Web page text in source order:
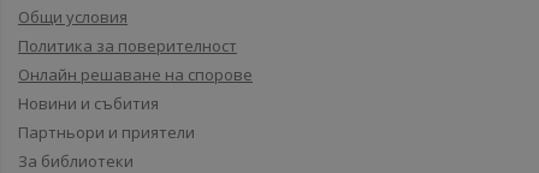
Общи условия
Политика за поверителност
Онлайн решаване на спорове
Новини и събития
Партньори и приятели
За библиотеки